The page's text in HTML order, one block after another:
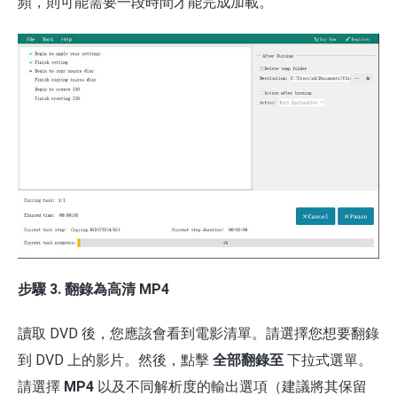
步驟 3. 翻錄為高清 MP4
讀取 DVD 後，您應該會看到電影清單。請選擇您想要翻錄
到 DVD 上的影片。然後，點擊 全部翻錄至 下拉式選單。
請選擇 MP4 以及不同解析度的輸出選項（建議將其保留